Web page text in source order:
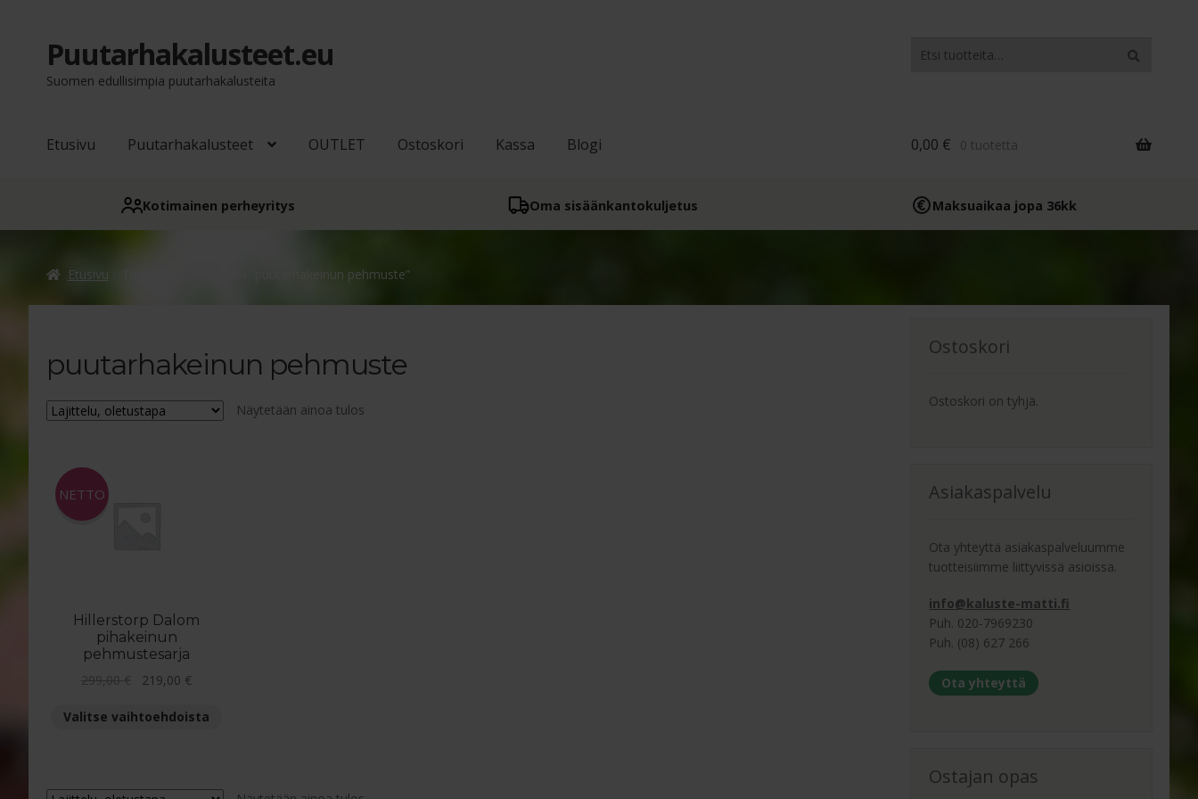
Siirry
navigointiin
Siirry
sisältöön
Puutarhakalusteet.eu
Suomen edullisimpia puutarhakalusteita
Haku
Etusivu Puutarhakalusteet OUTLET Ostoskori Kassa Blogi 0,00 € 0 tuotetta
Kotimainen perheyritys Oma sisään­kantokuljetus Maksuaikaa jopa 36kk
Etusivu Tuotteet avainsanalla “puutarhakeinun pehmuste”
puutarhakeinun pehmuste
Näytetään ainoa tulos
Hillerstorp Dalom
pihakeinun
pehmustesarja
NETTO
299,00€
Alkuperäinen
oli:
219,00 €
on:
Valitse vaihtoehdoista
muunnelma.
Ostoskori
Ostoskori on tyhjä.
Asiakaspalvelu
Ota yhteyttä asiakaspalveluumme
tuotteisiimme liittyvissä asioissa.
info@kaluste-matti.fi
Puh. 020-7969230
Puh. (08) 627 266
Ota yhteyttä
Ostajan opas